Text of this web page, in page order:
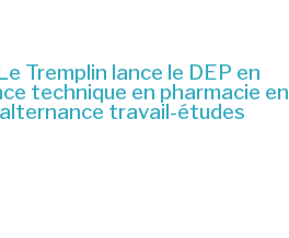
Tremplin lance le DEP en
technique en pharmacie en
travail-études